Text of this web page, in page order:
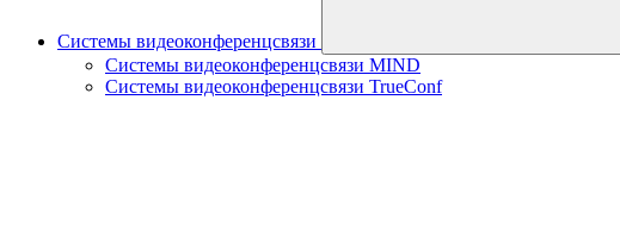
Системы видеоконференцсвязи
Системы видеоконференцсвязи MIND
Системы видеоконференцсвязи TrueConf